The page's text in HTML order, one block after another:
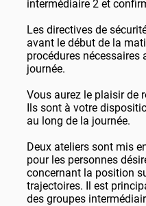
intermédiaire 2 et
Les directives de
avant le début de la
procédures nécessaires
journée.
Vous aurez le plaisir de
Ils sont à votre
au long de la journée.
Deux ateliers sont mis
pour les personnes
concernant la position
trajectoires. Il est
des groupes